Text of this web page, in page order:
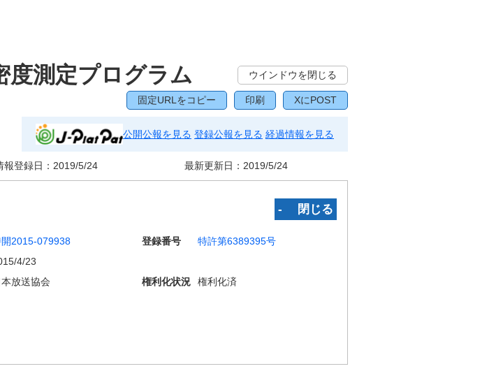
度測定プログラム ウインドウを閉じる
固定URLをコピー 印刷 XにPOST
公開公報を見る 登録公報を見る 経過情報を見る
報登録日： 2019/5/24 最新更新日： 2019/5/24
‐ 閉じる
開2015-079938 登録番号
特許第6389395号
4/23
本放送協会 権利化状況
権利化済